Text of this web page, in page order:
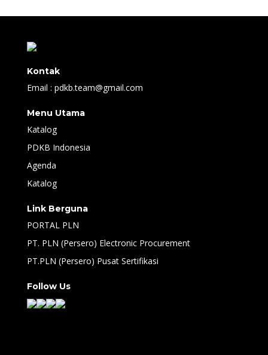
Kontak
Email : pdkb.team@gmail.com
Menu Utama
Katalog
PDKB Indonesia
Agenda
Katalog
Link Berguna
PORTAL PLN
PT. PLN (Persero) Electronic Procurement
PT.PLN (Persero) Pusat Sertifikasi
Follow Us